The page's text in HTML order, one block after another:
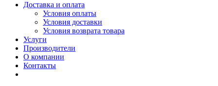
Доставка и оплата
Условия оплаты
Условия доставки
Условия возврата товара
Услуги
Производители
О компании
Контакты